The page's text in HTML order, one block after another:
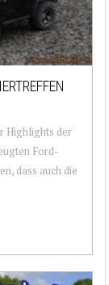
Highlights der
Ford-
dass auch die